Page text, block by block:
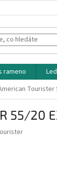
rameno
Tourister
55/20